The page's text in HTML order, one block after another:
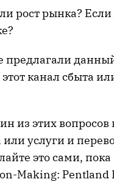
рост рынка?
данный
канал сбыта
из этих вопросов
или услуги и
это сами,
Making: Pentland